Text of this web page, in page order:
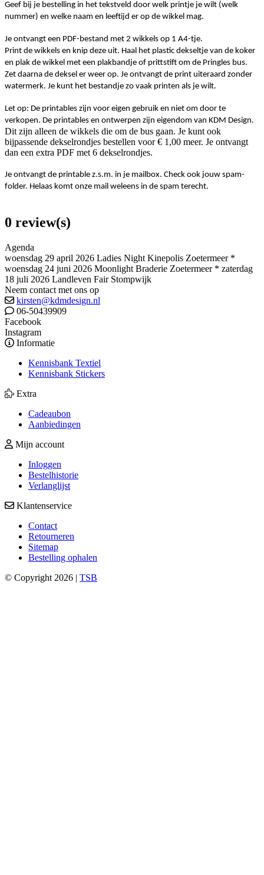
Geef bij je bestelling in het tekstveld door welk printje je wilt (welk
nummer) en welke naam en leeftijd er op de wikkel mag.
Je ontvangt een PDF-bestand met 2 wikkels op 1 A4-tje.
Print de wikkels en knip deze uit. Haal het plastic dekseltje van de koker
en plak de wikkel met een plakbandje of prittstift om de Pringles bus.
Zet daarna de deksel er weer op. Je ontvangt de print uiteraard zonder
watermerk. Je kunt het bestandje zo vaak printen als je wilt.
Let op: De printables zijn voor eigen gebruik en niet om door te
verkopen. De printables en ontwerpen zijn eigendom van KDM Design.
Dit zijn alleen de wikkels die om de bus gaan. Je kunt ook
bijpassende dekselrondjes bestellen voor € 1,00 meer. Je ontvangt
dan een extra PDF met 6 dekselrondjes.
Je ontvangt de printable z.s.m. in je mailbox. Check ook jouw spam-
folder. Helaas komt onze mail weleens in de spam terecht.
0 review(s)
Agenda
woensdag 29 april 2026 Ladies Night Kinepolis Zoetermeer *
woensdag 24 juni 2026 Moonlight Braderie Zoetermeer * zaterdag
18 juli 2026 Landleven Fair Stompwijk
Neem contact met ons op
kirsten@kdmdesign.nl
06-50439909
Facebook
Instagram
Informatie
Kennisbank Textiel
Kennisbank Stickers
Extra
Cadeaubon
Aanbiedingen
Mijn account
Inloggen
Bestelhistorie
Verlanglijst
Klantenservice
Contact
Retourneren
Sitemap
Bestelling ophalen
© Copyright 2026 | TSB